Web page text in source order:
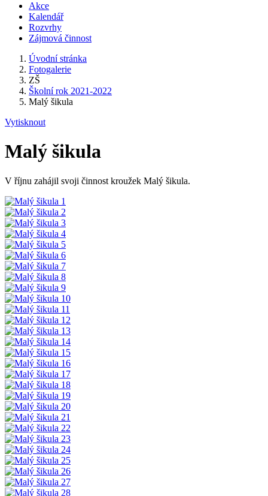
Akce
Kalendář
Rozvrhy
Zájmová činnost
Úvodní stránka
Fotogalerie
ZŠ
Školní rok 2021-2022
Malý šikula
Vytisknout
Malý šikula
V říjnu zahájil svoji činnost kroužek Malý šikula.